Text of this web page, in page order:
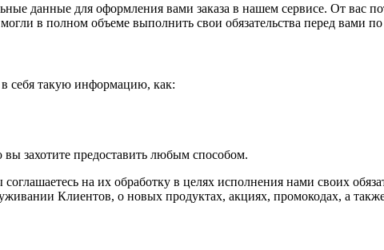
данные для оформления вами заказа в нашем сервисе. От вас
в полном объеме выполнить свои обязательства перед вами
себя такую информацию, как:
захотите предоставить любым способом.
на их обработку в целях исполнения нами своих
Клиентов, о новых продуктах, акциях, промокодах, а